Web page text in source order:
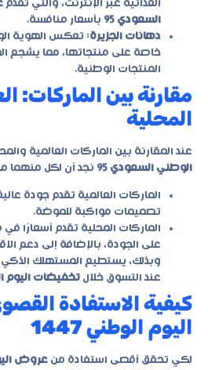
الغذائية عبر الإنترنت، والتي تقدم
السعودي 95
بأسعار منافسة.
دهانات الجزيرة: تعكس الهوية
خاصة على منتجاتها، مما يشجع
المنتجات الوطنية.
مقارنة بين الماركات:
المحلية
عند المقارنة بين الماركات العالمية
الوطني السعودي 95
نجد أن لكل منهما
الماركات العالمية تقدم جودة
تصميمات مواكبة للموضة.
الماركات المحلية تقدم أسعارًا
على الجودة، بالإضافة إلى دعم
وبذلك، يستطيع المستهلك الذكي
عند التسوق خلال تخفيضات اليوم
كيفية الاستفادة
اليوم الوطني 1447
لكي تحقق أقصى استفادة من عروض